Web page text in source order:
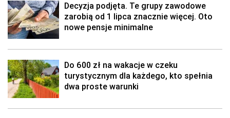
Decyzja podjęta. Te grupy zawodowe
zarobią od 1 lipca znacznie więcej. Oto
nowe pensje minimalne
Do 600 zł na wakacje w czeku
turystycznym dla każdego, kto spełnia
dwa proste warunki